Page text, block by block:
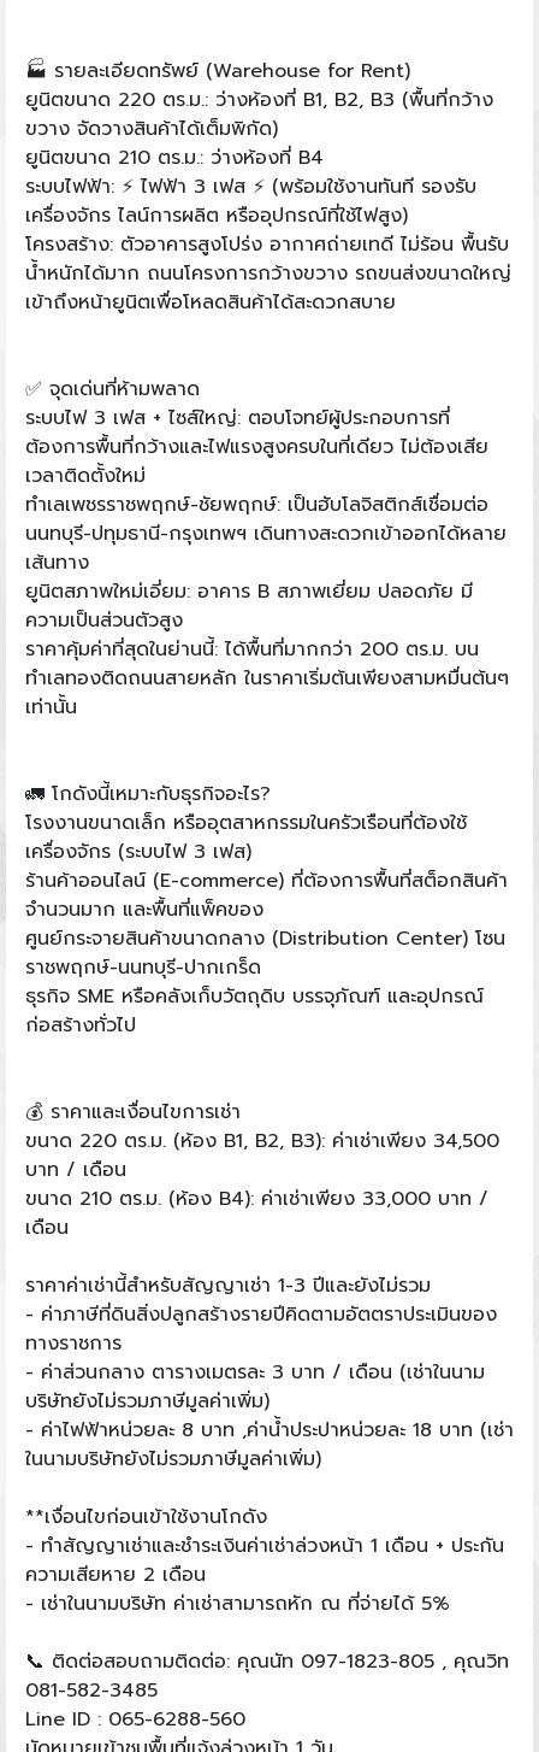
🏭 รายละเอียดทรัพย์ (Warehouse for Rent)
ยูนิตขนาด 220 ตร.ม.: ว่างห้องที่ B1, B2, B3 (พื้นที่กว้าง
ขวาง จัดวางสินค้าได้เต็มพิกัด)
ยูนิตขนาด 210 ตร.ม.: ว่างห้องที่ B4
ระบบไฟฟ้า: ⚡ ไฟฟ้า 3 เฟส ⚡ (พร้อมใช้งานทันที รองรับ
เครื่องจักร ไลน์การผลิต หรืออุปกรณ์ที่ใช้ไฟสูง)
โครงสร้าง: ตัวอาคารสูงโปร่ง อากาศถ่ายเทดี ไม่ร้อน พื้นรับ
น้ำหนักได้มาก ถนนโครงการกว้างขวาง รถขนส่งขนาดใหญ่
เข้าถึงหน้ายูนิตเพื่อโหลดสินค้าได้สะดวกสบาย
✅ จุดเด่นที่ห้ามพลาด
ระบบไฟ 3 เฟส + ไซส์ใหญ่: ตอบโจทย์ผู้ประกอบการที่
ต้องการพื้นที่กว้างและไฟแรงสูงครบในที่เดียว ไม่ต้องเสีย
เวลาติดตั้งใหม่
ทำเลเพชรราชพฤกษ์-ชัยพฤกษ์: เป็นฮับโลจิสติกส์เชื่อมต่อ
นนทบุรี-ปทุมธานี-กรุงเทพฯ เดินทางสะดวกเข้าออกได้หลาย
เส้นทาง
ยูนิตสภาพใหม่เอี่ยม: อาคาร B สภาพเยี่ยม ปลอดภัย มี
ความเป็นส่วนตัวสูง
ราคาคุ้มค่าที่สุดในย่านนี้: ได้พื้นที่มากกว่า 200 ตร.ม. บน
ทำเลทองติดถนนสายหลัก ในราคาเริ่มต้นเพียงสามหมื่นต้นๆ
เท่านั้น
🚛 โกดังนี้เหมาะกับธุรกิจอะไร?
โรงงานขนาดเล็ก หรืออุตสาหกรรมในครัวเรือนที่ต้องใช้
เครื่องจักร (ระบบไฟ 3 เฟส)
ร้านค้าออนไลน์ (E-commerce) ที่ต้องการพื้นที่สต็อกสินค้า
จำนวนมาก และพื้นที่แพ็คของ
ศูนย์กระจายสินค้าขนาดกลาง (Distribution Center) โซน
ราชพฤกษ์-นนทบุรี-ปากเกร็ด
ธุรกิจ SME หรือคลังเก็บวัตถุดิบ บรรจุภัณฑ์ และอุปกรณ์
ก่อสร้างทั่วไป
💰 ราคาและเงื่อนไขการเช่า
ขนาด 220 ตร.ม. (ห้อง B1, B2, B3): ค่าเช่าเพียง 34,500
บาท / เดือน
ขนาด 210 ตร.ม. (ห้อง B4): ค่าเช่าเพียง 33,000 บาท /
เดือน
ราคาค่าเช่านี้สำหรับสัญญาเช่า 1-3 ปีและยังไม่รวม
- ค่าภาษีที่ดินสิ่งปลูกสร้างรายปีคิดตามอัตตราประเมินของ
ทางราชการ
- ค่าส่วนกลาง ตารางเมตรละ 3 บาท / เดือน (เช่าในนาม
บริษัทยังไม่รวมภาษีมูลค่าเพิ่ม)
- ค่าไฟฟ้าหน่วยละ 8 บาท ,ค่าน้ำประปาหน่วยละ 18 บาท (เช่า
ในนามบริษัทยังไม่รวมภาษีมูลค่าเพิ่ม)
**เงื่อนไขก่อนเข้าใช้งานโกดัง
- ทำสัญญาเช่าและชำระเงินค่าเช่าล่วงหน้า 1 เดือน + ประกัน
ความเสียหาย 2 เดือน
- เช่าในนามบริษัท ค่าเช่าสามารถหัก ณ ที่จ่ายได้ 5%
📞 ติดต่อสอบถามติดต่อ: คุณนัท 097-1823-805 , คุณวิท
081-582-3485
Line ID : 065-6288-560